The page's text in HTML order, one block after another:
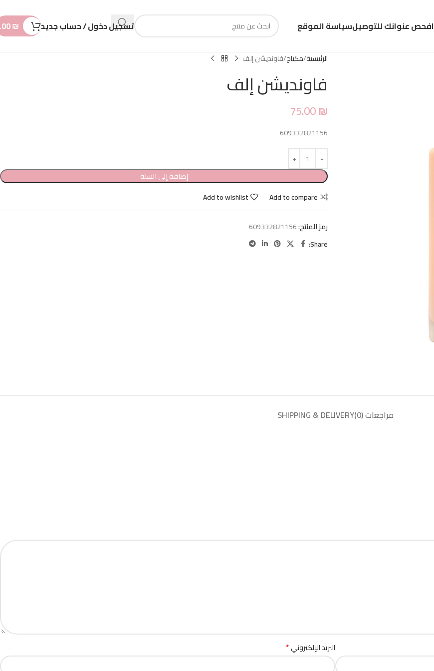
افحص عنوانك للتوصيلسياسة الموقع تسجيل دخول / حساب جديد ₪
الرئيسية مكياج فاونديشن إلف
فاونديشن إلف
75.00₪
609332821156
إضافة إلى السلة
Add to compare
Add to wishlist
رمز المنتج:609332821156
Share:
مراجعات (0) SHIPPING & DELIVERY
البريد الإلكتروني*